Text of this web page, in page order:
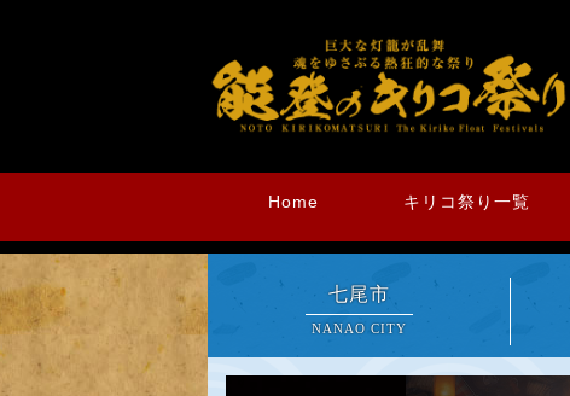
Home キリコ祭り一覧
七尾市
NANAO CITY